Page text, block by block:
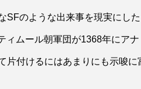
SFのような出来事を現実にし
ィムール朝軍団が1368年にア
片付けるにはあまりにも示唆に